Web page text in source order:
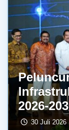
2026-
30 Juli 2026